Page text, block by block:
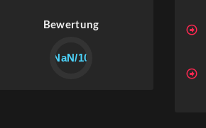
Bewertung
NaN/10